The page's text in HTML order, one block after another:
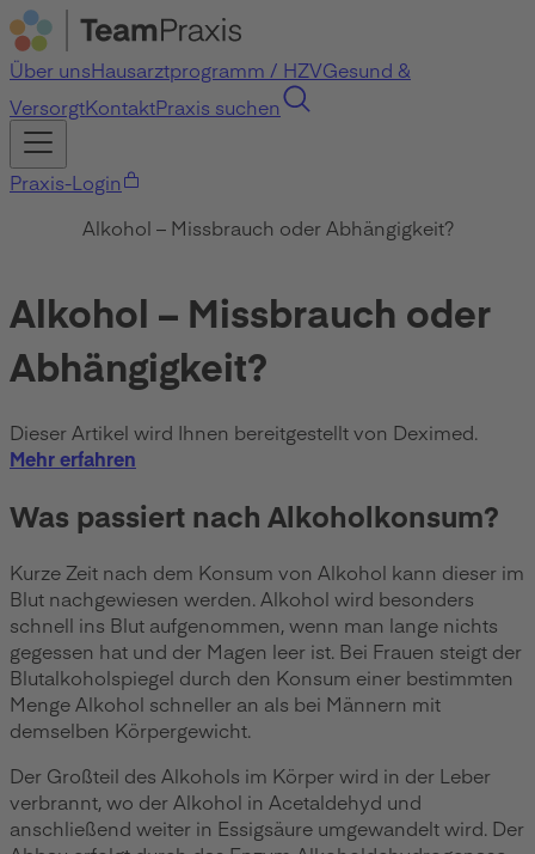
Über unsHausarztprogramm / HZVGesund &
VersorgtKontaktPraxis suchen
Praxis-Login
Alkohol – Missbrauch oder Abhängigkeit?
Alkohol – Missbrauch oder
Abhängigkeit?
Dieser Artikel wird Ihnen bereitgestellt von Deximed.
Mehr erfahren
Was passiert nach Alkoholkonsum?
Kurze Zeit nach dem Konsum von Alkohol kann dieser im
Blut nachgewiesen werden. Alkohol wird besonders
schnell ins Blut aufgenommen, wenn man lange nichts
gegessen hat und der Magen leer ist. Bei Frauen steigt der
Blutalkoholspiegel durch den Konsum einer bestimmten
Menge Alkohol schneller an als bei Männern mit
demselben Körpergewicht.
Der Großteil des Alkohols im Körper wird in der Leber
verbrannt, wo der Alkohol in Acetaldehyd und
anschließend weiter in Essigsäure umgewandelt wird. Der